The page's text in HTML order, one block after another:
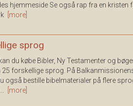
hjemmeside Se også rap fra en kristen
[more]
sprog
du købe Bibler, Ny Testamenter og
25 forskellige sprog. På
også bestille bibelmaterialer på flere
[more]